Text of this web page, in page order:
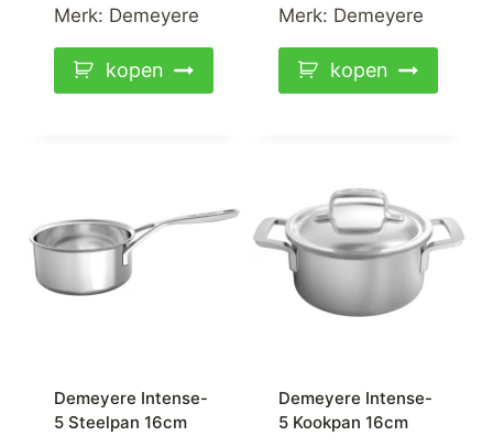
€409,00.
Merk: Demeyere
kopen
€409,00.
Merk: Demeyere
kopen
Demeyere Intense-
5 Steelpan 16cm
Demeyere Intense-
5 Kookpan 16cm